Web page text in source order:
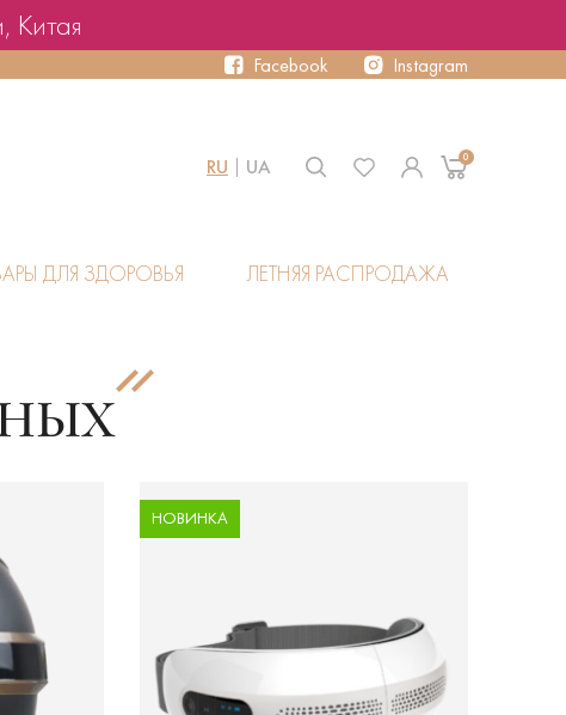
Китая
Facebook Instagram
RU UA 0
ДЛЯ ЗДОРОВЬЯ ЛЕТНЯЯ РАСПРОДАЖА
НОВИНКА